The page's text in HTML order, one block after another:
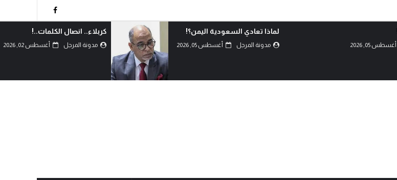
أغسطس 05, 2026
لماذا تعادي السعودية اليمن؟!
مدونة المرجل أغسطس 05, 2026
كربلاء.. انصال الكلمات..!
مدونة المرجل أغسطس 02, 2026